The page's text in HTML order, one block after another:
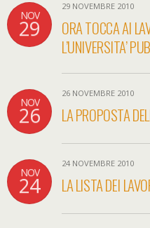
NOV
29
29 NOVEMBRE 2010
ORA TOCCA AI
L’UNIVERSITA’
NOV
26
26 NOVEMBRE 2010
LA PROPOSTA
NOV
24
24 NOVEMBRE 2010
LA LISTA DEI